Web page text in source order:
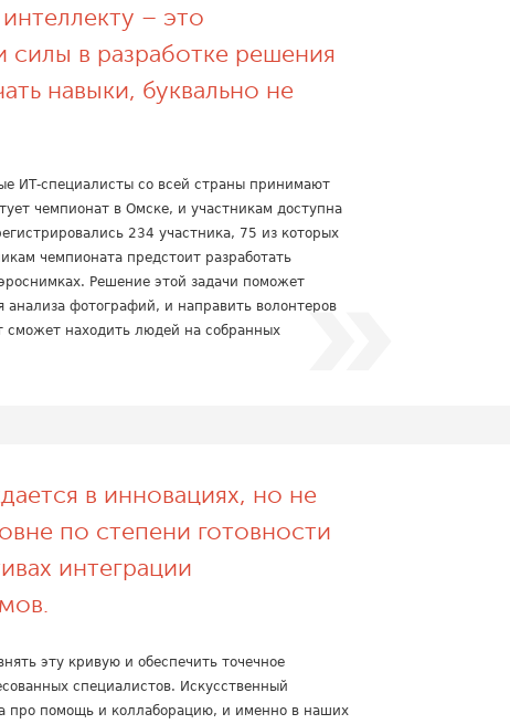
– это
в разработке решения
навыки, буквально не
ИТ-специалисты со всей страны принимают
чемпионат в Омске, и участникам доступна
234 участника, 75 из которых
чемпионата предстоит разработать
Решение этой задачи поможет
анализа фотографий, и направить волонтеров
сможет находить людей на собранных
в инновациях, но не
по степени готовности
интеграции
эту кривую и обеспечить точечное
специалистов. Искусственный
про помощь и коллаборацию, и именно в наших